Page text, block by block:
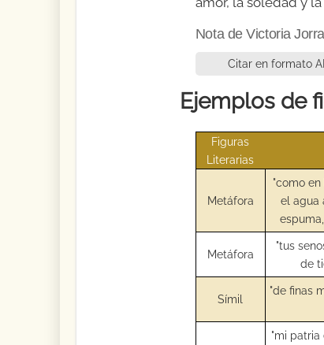
Nota de Victoria
Citar en formato
Ejemplos de
Figuras
Literarias
Metáfora
"como
el agua
Metáfora
"tus
de
Símil
"de finas
"mi patria